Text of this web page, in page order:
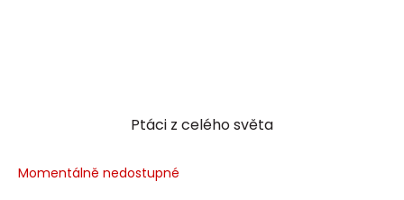
Ptáci z celého světa
Momentálně nedostupné